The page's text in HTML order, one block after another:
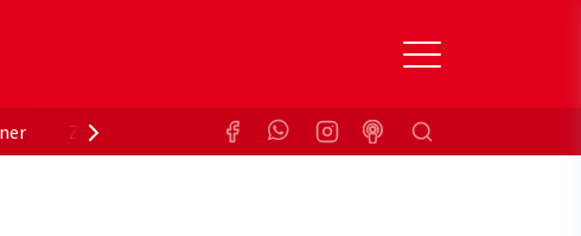
Zuzahlungsbefreiung KrankenkasseSuchen